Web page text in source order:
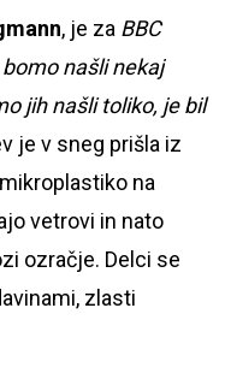
, je za BBC
našli nekaj
jih našli toliko, je bil
je v sneg prišla iz
na
vetrovi in ​​nato
ozračje. Delci se
zlasti